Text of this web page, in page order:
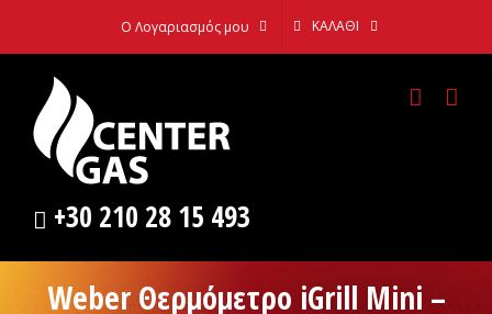
content
Ο Λογαριασμός μου ΚΑΛΆΘΙ
+30 210 28 15 493
Weber Θερμόμετρο iGrill Mini –